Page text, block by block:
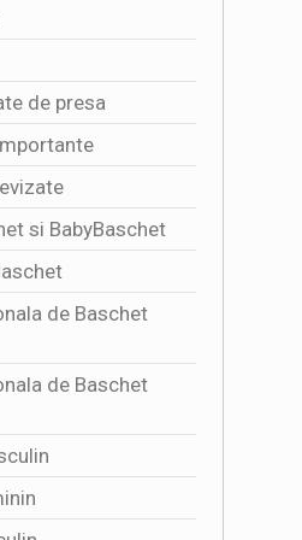
de presa
si BabyBaschet
de Baschet
de Baschet